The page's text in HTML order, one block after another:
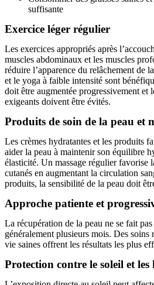
suffisante
Exercice léger régulier
Les exercices appropriés après
muscles abdominaux et les muscles
réduire l’apparence du relâchement de
et le yoga à faible intensité sont
doit être augmentée progressivement et
exigeants doivent être évités.
Produits de soin de la peau et
Les crèmes hydratantes et les produits
aider la peau à maintenir son équilibre
élasticité. Un massage régulier favorise
cutanés en augmentant la circulation
produits, la sensibilité de la peau doit
Approche patiente et
La récupération de la peau ne se fait
généralement plusieurs mois. Des soins
vie saines offrent les résultats les plus
Protection contre le soleil et les